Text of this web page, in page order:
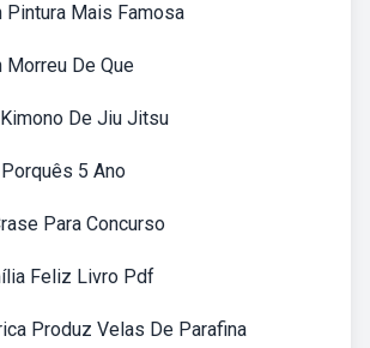
Pintura Mais Famosa
Morreu De Que
De Jiu Jitsu
5 Ano
Para Concurso
Feliz Livro Pdf
Produz Velas De Parafina